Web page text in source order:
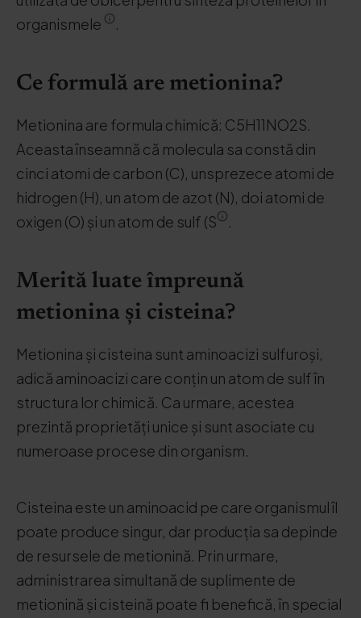
organismele
.
Ce formulă are metionina?
Metionina are formula chimică: C5H11NO2S.
Aceasta înseamnă că molecula sa constă din
cinci atomi de carbon (C), unsprezece atomi de
hidrogen (H), un atom de azot (N), doi atomi de
oxigen (O) și un atom de sulf (S
.
Merită luate împreună
metionina și cisteina?
Metionina și cisteina sunt aminoacizi sulfuroși,
adică aminoacizi care conțin un atom de sulf în
structura lor chimică. Ca urmare, acestea
prezintă proprietăți unice și sunt asociate cu
numeroase procese din organism.
Cisteina este un aminoacid pe care organismul îl
poate produce singur, dar producția sa depinde
de resursele de metionină. Prin urmare,
administrarea simultană de suplimente de
metionină și cisteină poate fi benefică, în special